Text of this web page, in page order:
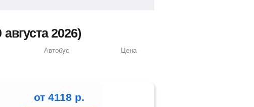
2026)
Автобус Цена
от 4118 р.